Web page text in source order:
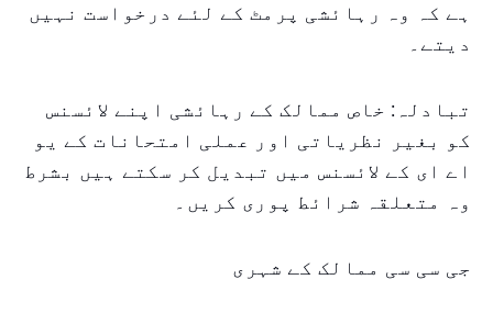
ہے کہ وہ رہائشی پرمٹ کے لئے درخواست نہیں
دیتے۔
تبادلہ: خاص ممالک کے رہائشی اپنے لائسنس
کو بغیر نظریاتی اور عملی امتحانات کے یو
اے ای کے لائسنس میں تبدیل کر سکتے ہیں بشرط
وہ متعلقہ شرائط پوری کریں۔
جی سی سی ممالک کے شہری